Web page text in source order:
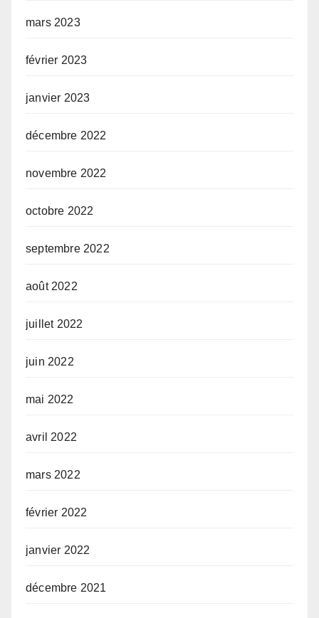
mars 2023
février 2023
janvier 2023
décembre 2022
novembre 2022
octobre 2022
septembre 2022
août 2022
juillet 2022
juin 2022
mai 2022
avril 2022
mars 2022
février 2022
janvier 2022
décembre 2021